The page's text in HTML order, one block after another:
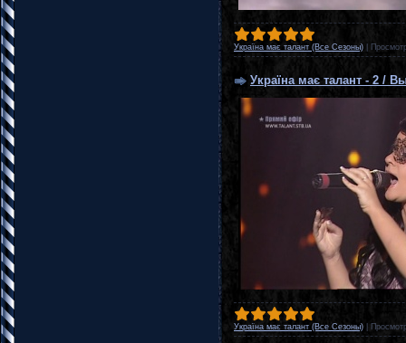
Україна має талант (Все Сезоны)
Україна має талант - 2 /
Україна має талант (Все Сезоны)